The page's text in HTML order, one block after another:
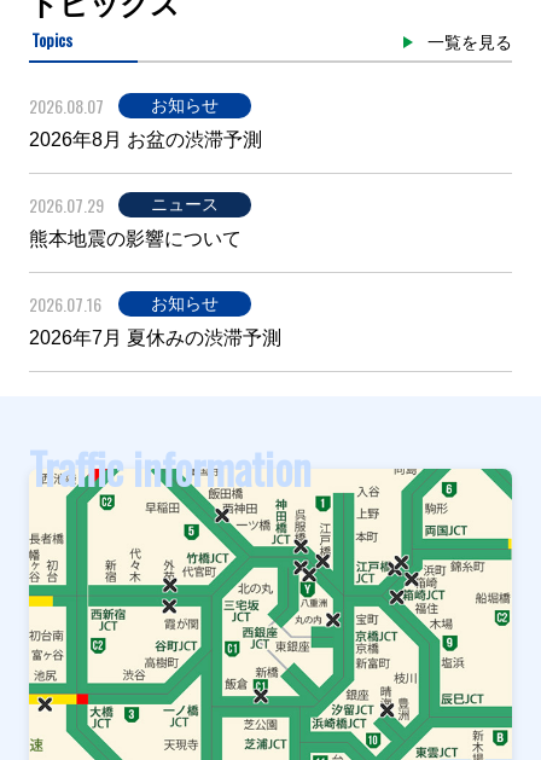
Topics 一覧を見る
2026.08.07 お知らせ
2026年8月 お盆の渋滞予測
2026.07.29 ニュース
熊本地震の影響について
2026.07.16 お知らせ
2026年7月 夏休みの渋滞予測
Traffic information